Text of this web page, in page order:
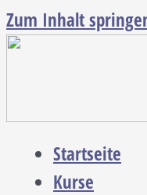
Zum Inhalt
Startseite
Kurse